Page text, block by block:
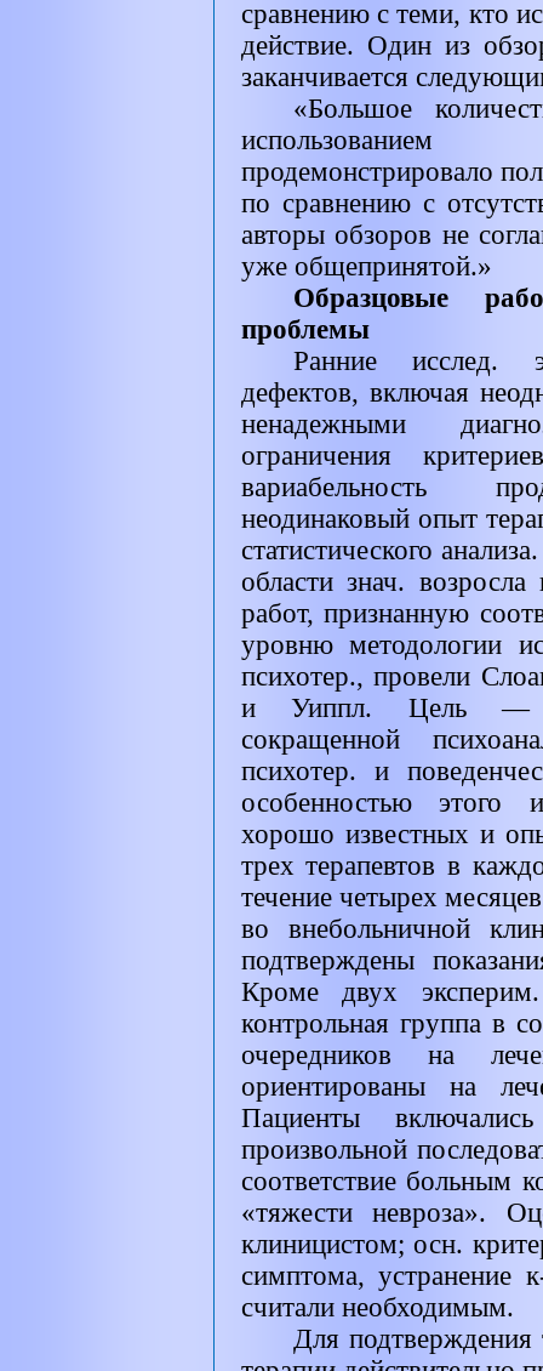
сравнению с теми, кто
действие. Один из
заканчивается
«Большое
продемонстрировало
по сравнению с
авторы обзоров не
уже общепринятой.»
Образцовые
проблемы
Ранние исслед.
дефектов, включая
ненадежными
ограничения
вариабельность
неодинаковый опыт
статистического
области знач.
работ, признанную
уровню методологии
психотер., провели
и Уиппл. Цель —
сокращенной
психотер. и
особенностью этого
хорошо известных и
трех терапевтов в
течение четырех
во внебольничной
подтверждены
Кроме двух
контрольная группа в
очередников на
ориентированы на
Пациенты
произвольной
соответствие больным
«тяжести невроза».
клиницистом; осн.
симптома, устранение
считали необходимым.
Для